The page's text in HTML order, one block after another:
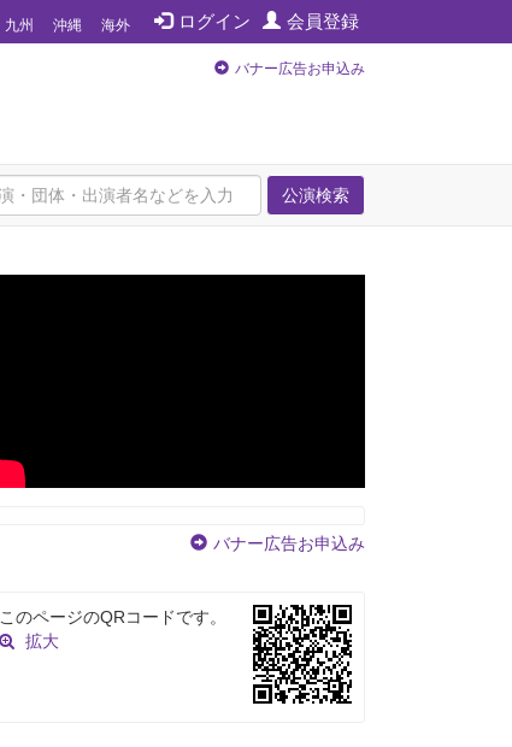
ログイン 会員登録
九州 沖縄 海外
バナー広告お申込み
公演検索
バナー広告お申込み
このページのQRコードです。
拡大